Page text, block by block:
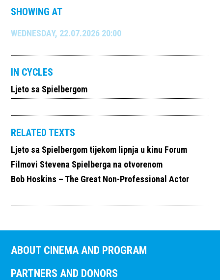
SHOWING AT
WEDNESDAY, 22.07.2026 20:00
IN CYCLES
Ljeto sa Spielbergom
RELATED TEXTS
Ljeto sa Spielbergom tijekom lipnja u kinu Forum
Filmovi Stevena Spielberga na otvorenom
Bob Hoskins – The Great Non-Professional Actor
ABOUT CINEMA AND PROGRAM
PARTNERS AND DONORS